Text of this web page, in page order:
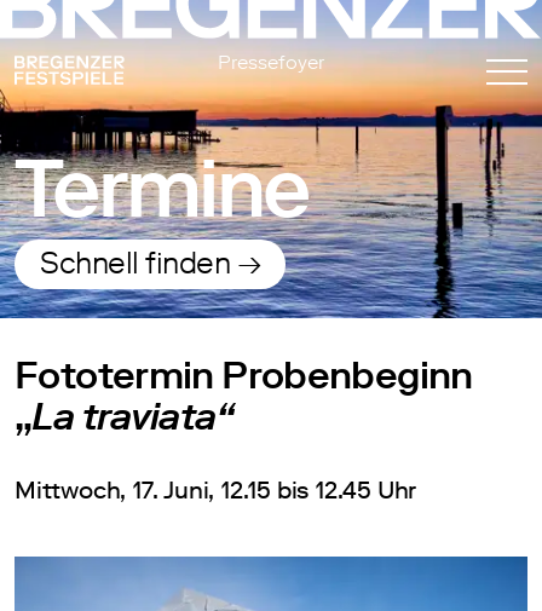
Pressefoyer
Termine
Schnell finden →
Fototermin Probenbeginn
„La traviata“
Mittwoch, 17. Juni, 12.15 bis 12.45 Uhr